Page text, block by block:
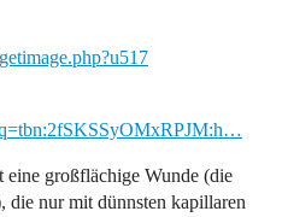
eine großflächige Wunde (die
die nur mit dünnsten kapillaren